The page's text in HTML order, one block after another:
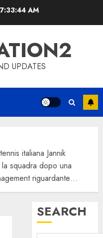
7:33:44 AM
UPDATES
italiana Jannik
squadra dopo una
riguardante…
SEARCH